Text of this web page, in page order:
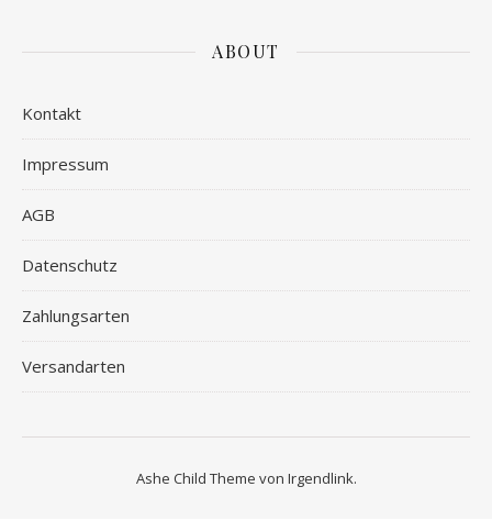
ABOUT
Kontakt
Impressum
AGB
Datenschutz
Zahlungsarten
Versandarten
Ashe Child Theme von Irgendlink.